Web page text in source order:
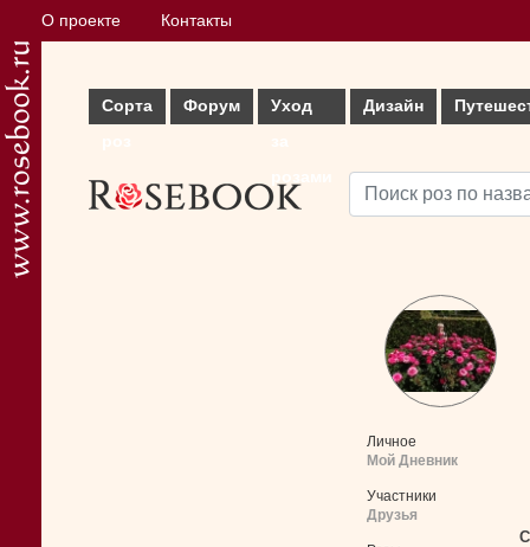
О проекте Контакты
Сорта
Форум
Уход
Дизайн
Личное
Мой Дневник
Участники
Друзья